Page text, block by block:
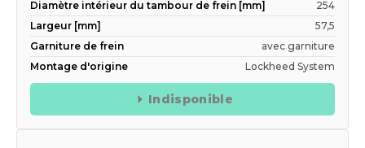
Diamètre intérieur du tambour de frein [mm]
254
Largeur [mm]
57,5
Garniture de frein
avec garniture
Montage d'origine
Lockheed System
Indisponible